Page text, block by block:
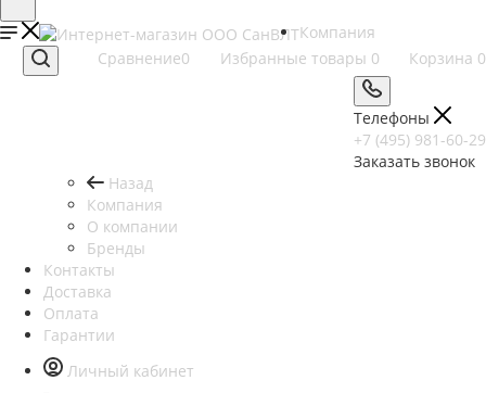
Сравнение0 Избранные товары 0 Корзина 0
Телефоны
+7 (495) 981-60-29
Заказать звонок
Компания
Назад
Компания
О компании
Бренды
Контакты
Доставка
Оплата
Гарантии
Личный кабинет